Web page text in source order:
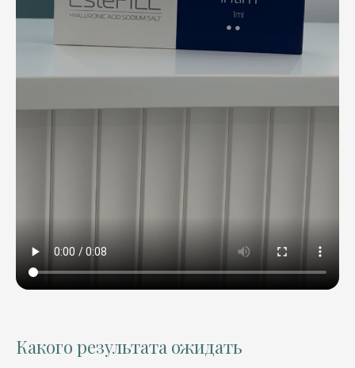
Какого результата ожидать